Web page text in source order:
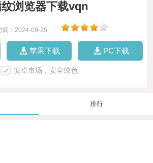
浏览器下载vqn
间：2024-09-25
苹果下载 PC下载
安卓市场，安全绿色
排行